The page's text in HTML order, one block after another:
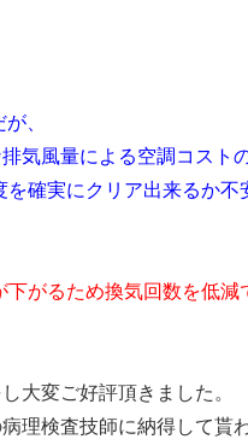
、
気風量による空調コスト
確実にクリア出来るか不
がるため換気回数を低減
大変ご好評頂きました。
理検査技師に納得して貰